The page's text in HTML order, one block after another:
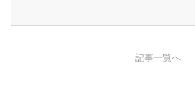
記事一覧へ